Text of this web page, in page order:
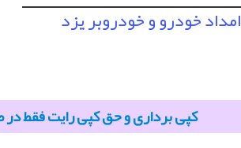
امداد خودرو و خودروبر یزد
کپی برداری و حق کپی رایت فقط